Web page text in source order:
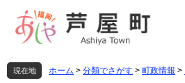
先
頭
を
飛
現在地 ホーム > 分類でさがす > 町政情報 >